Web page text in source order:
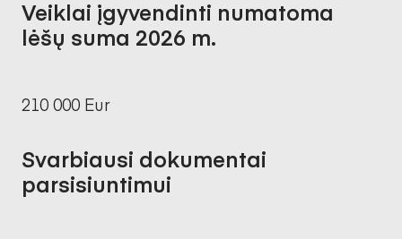
Veiklai įgyvendinti numatoma
lėšų suma 2026 m.
210 000 Eur
Svarbiausi dokumentai
parsisiuntimui